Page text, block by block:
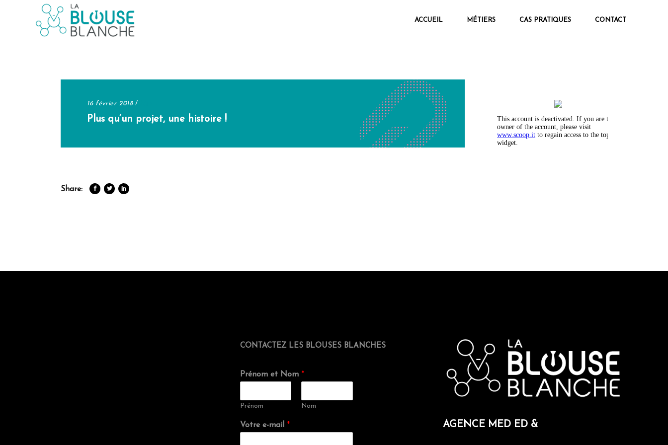
ACCUEIL MÉTIERS CAS PRATIQUES CONTACT
16 février 2018
Plus qu’un projet, une histoire !
Share:
CONTACTEZ LES BLOUSES BLANCHES
Prénom et Nom *
Prénom Nom
Votre e-mail * AGENCE MED ED &